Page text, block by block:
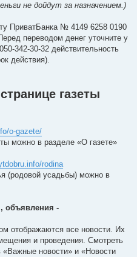
не дойдут за назначением.)
ПриватБанка № 4149 6258 0190
переводом денег уточните у
342-30-32 действительность
действия).
газеты
o-gazete/
можно в разделе «О газете»
rodina
(родовой усадьбы) можно в
объявления -
отображаются все новости. Их
и проведения. Смотреть
«Важные новости» и «Новости